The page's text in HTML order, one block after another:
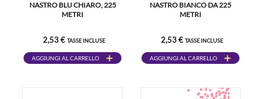
NASTRO BLU CHIARO, 225
METRI
2,53 € TASSE INCLUSE
AGGIUNGI AL CARRELLO
NASTRO BIANCO DA 225
METRI
2,53 € TASSE INCLUSE
AGGIUNGI AL CARRELLO